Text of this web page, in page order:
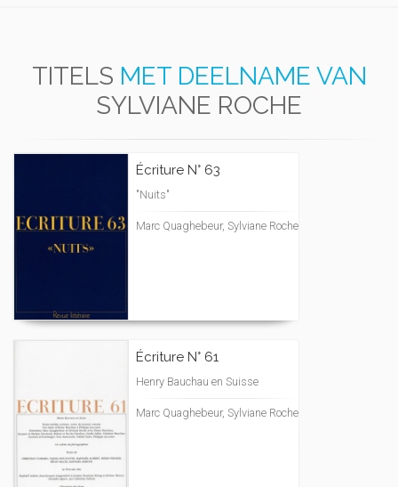
TITELS MET DEELNAME VAN
SYLVIANE ROCHE
Écriture N° 63
"Nuits"
Marc Quaghebeur, Sylviane Roche
Écriture N° 61
Henry Bauchau en Suisse
Marc Quaghebeur, Sylviane Roche